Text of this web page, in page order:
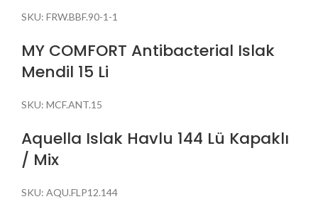
SKU: FRW.BBF.90-1-1
MY COMFORT Antibacterial Islak
Mendil 15 Li
SKU: MCF.ANT.15
Aquella Islak Havlu 144 Lü Kapaklı
/ Mix
SKU: AQU.FLP12.144